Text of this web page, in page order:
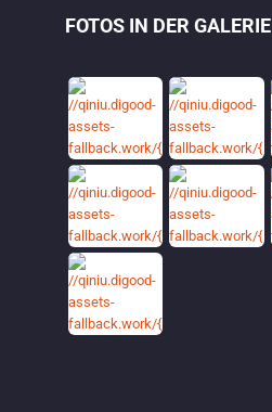
FOTOS IN DER GALERIE